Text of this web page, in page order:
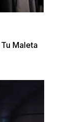
Maleta